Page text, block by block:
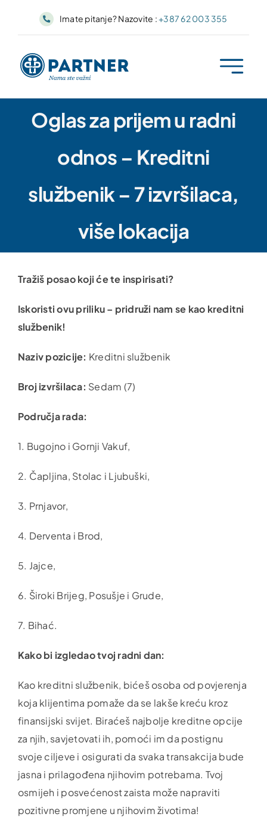
Imate pitanje? Nazovite :+387 62 003 355
Oglas za prijem u radni
odnos – Kreditni
službenik – 7 izvršilaca,
više lokacija
Tražiš posao koji će te inspirisati?
Iskoristi ovu priliku – pridruži nam se kao kreditni
službenik!
Naziv pozicije: Kreditni službenik
Broj izvršilaca: Sedam (7)
Područja rada:
1. Bugojno i Gornji Vakuf,
2. Čapljina, Stolac i Ljubuški,
3. Prnjavor,
4. Derventa i Brod,
5. Jajce,
6. Široki Brijeg, Posušje i Grude,
7. Bihać.
Kako bi izgledao tvoj radni dan:
Kao kreditni službenik, bićeš osoba od povjerenja
koja klijentima pomaže da se lakše kreću kroz
finansijski svijet. Biraćeš najbolje kreditne opcije
za njih, savjetovati ih, pomoći im da postignu
svoje ciljeve i osigurati da svaka transakcija bude
jasna i prilagođena njihovim potrebama. Tvoj
osmijeh i posvećenost zaista može napraviti
pozitivne promjene u njihovim životima!